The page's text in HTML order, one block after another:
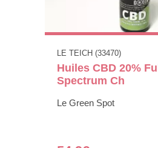
LE TEICH (33470)
Huiles CBD 20% Full
Spectrum Ch
Le Green Spot